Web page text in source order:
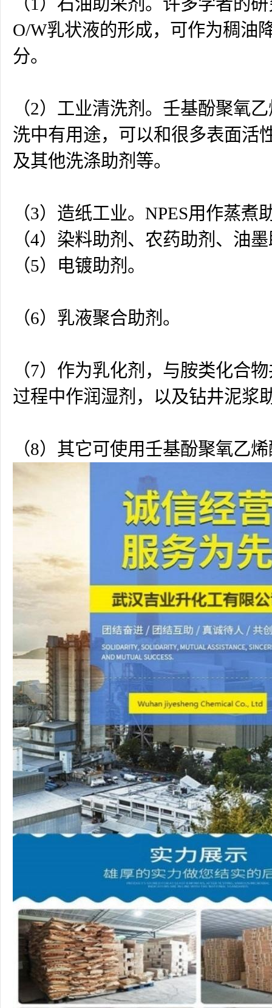
O/W乳状液的形成，可作为稠油
分。
（2）工业清洗剂。壬基酚聚氧
洗中有用途，可以和很多表面活
及其他洗涤助剂等。
（3）造纸工业。NPES用作蒸煮
（4）染料助剂、农药助剂、油
（5）电镀助剂。
（6）乳液聚合助剂。
（7）作为乳化剂，与胺类化合
过程中作润湿剂，以及钻井泥浆
（8）其它可使用壬基酚聚氧乙